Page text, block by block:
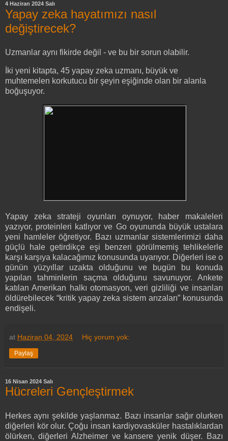
4 Haziran 2024 Salı
Yapay zeka hayatımızı nasıl
değiştirecek?
Uzmanlar aynı fikirde değil - ve bu bir sorun olabilir.
İki yeni kitapta, 45 yapay zeka uzmanı, büyük ve
muhtemelen korkutucu bir şeyin eşiğinde olan bir alanla
boğuşuyor.
Yapay zeka strateji oyunları oynuyor, haber makaleleri
yazıyor, proteinleri katlıyor ve Go oyununda büyük ustalara
yeni hamleler öğretiyor. Bazı uzmanlar sistemlerimizi daha
güçlü hale getirdikçe eşi benzeri görülmemiş tehlikelerle
karşı karşıya kalacağımız konusunda uyarıyor. Diğerleri ise o
günün yüzyıllar uzakta olduğunu ve bugün bu konuda
yapılan tahminlerin saçma olduğunu savunuyor. Ankete
katılan Amerikan halkı otomasyon, veri gizliliği ve insanları
öldürebilecek “kritik yapay zeka sistem arızaları” konusunda
endişeli.
at Haziran 04, 2024 Hiç yorum yok:
Paylaş
16 Nisan 2024 Salı
Hücreleri Gençleştirmek
Herkes aynı şekilde yaşlanmaz. Bazı insanlar sağır olurken
diğerleri kör olur. Çoğu insan kardiyovasküler hastalıklardan
ölürken, diğerleri Alzheimer ve kansere yenik düşer. Bazı